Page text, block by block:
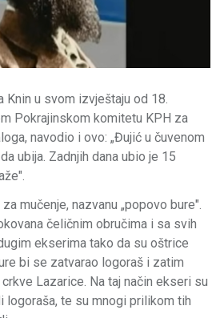
u svom izvještaju od 18.
Pokrajinskom komitetu KPH za
navodio i ovo: „Đujić u čuvenom
ubija. Zadnjih dana ubio je 15
mučenje, nazvanu „popovo bure".
čeličnim obručima i sa svih
ekserima tako da su oštrice
bi se zatvarao logoraš i zatim
Lazarice. Na taj način ekseri su
logoraša, te su mnogi prilikom tih